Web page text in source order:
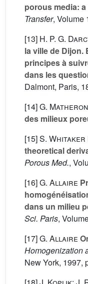
porous media:
Transfer, Volume
[13] H. P. G.
la ville de
principes à
dans les
Dalmont, Paris,
[14]G. Matheron
des milieux
[15]S. Whitaker
theoretical
Porous Med.,
[16]G. Allaire
dans un milieu
Sci. Paris,
[17]G. Allaire
Homogenization
New York, 1997,